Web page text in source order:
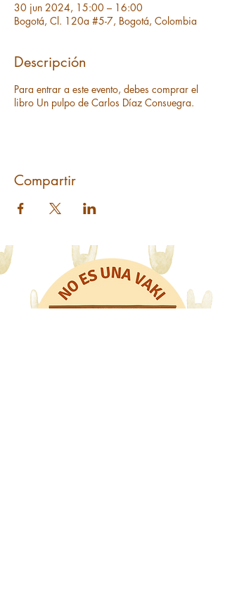
30 jun 2024, 15:00 – 16:00
Bogotá, Cl. 120a #5-7, Bogotá, Colombia
Descripción
Para entrar a este evento, debes comprar el
libro Un pulpo de Carlos Díaz Consuegra.
Compartir